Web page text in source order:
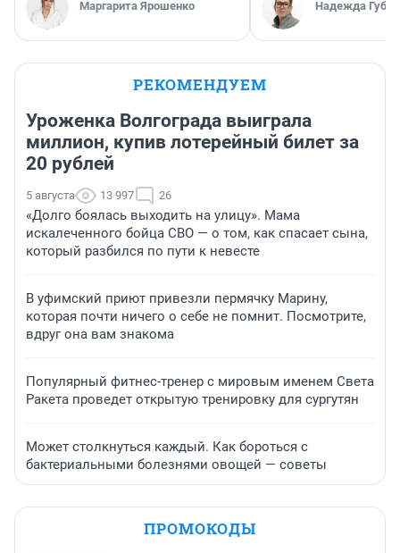
Маргарита Ярошенко Надежда
РЕКОМЕНДУЕМ
Уроженка Волгограда выиграла
миллион, купив лотерейный билет за
20 рублей
5 августа 13 997 26
«Долго боялась выходить на улицу». Мама
искалеченного бойца СВО — о том, как спасает сына,
который разбился по пути к невесте
В уфимский приют привезли пермячку Марину,
которая почти ничего о себе не помнит. Посмотрите,
вдруг она вам знакома
Популярный фитнес-тренер с мировым именем Света
Ракета проведет открытую тренировку для сургутян
Может столкнуться каждый. Как бороться с
бактериальными болезнями овощей — советы
ПРОМОКОДЫ